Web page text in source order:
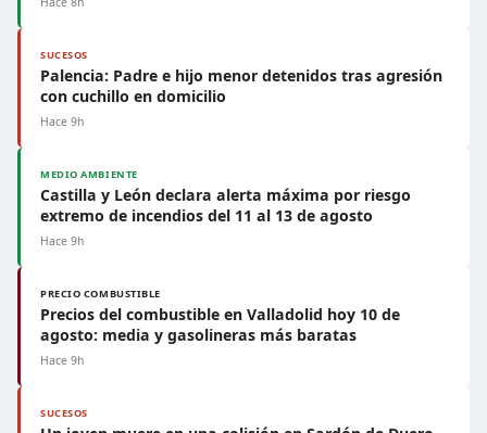
SUCESOS
Palencia: Padre e hijo menor detenidos tras agresión
con cuchillo en domicilio
Hace 9h
MEDIO AMBIENTE
Castilla y León declara alerta máxima por riesgo
extremo de incendios del 11 al 13 de agosto
Hace 9h
PRECIO COMBUSTIBLE
Precios del combustible en Valladolid hoy 10 de
agosto: media y gasolineras más baratas
Hace 9h
SUCESOS